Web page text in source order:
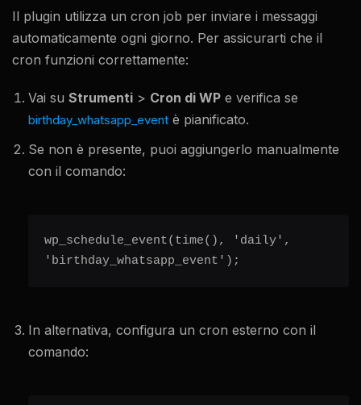
Il plugin utilizza un cron job per inviare i messaggi
automaticamente ogni giorno. Per assicurarti che il
cron funzioni correttamente:
Vai su Strumenti > Cron di WP e verifica se
birthday_whatsapp_event è pianificato.
Se non è presente, puoi aggiungerlo manualmente
con il comando:
wp_schedule_event(time(), 'daily',
'birthday_whatsapp_event');
In alternativa, configura un cron esterno con il
comando: